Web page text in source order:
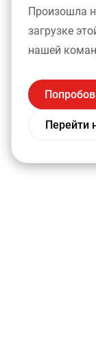
Произошла
загрузке
нашей
Перейти